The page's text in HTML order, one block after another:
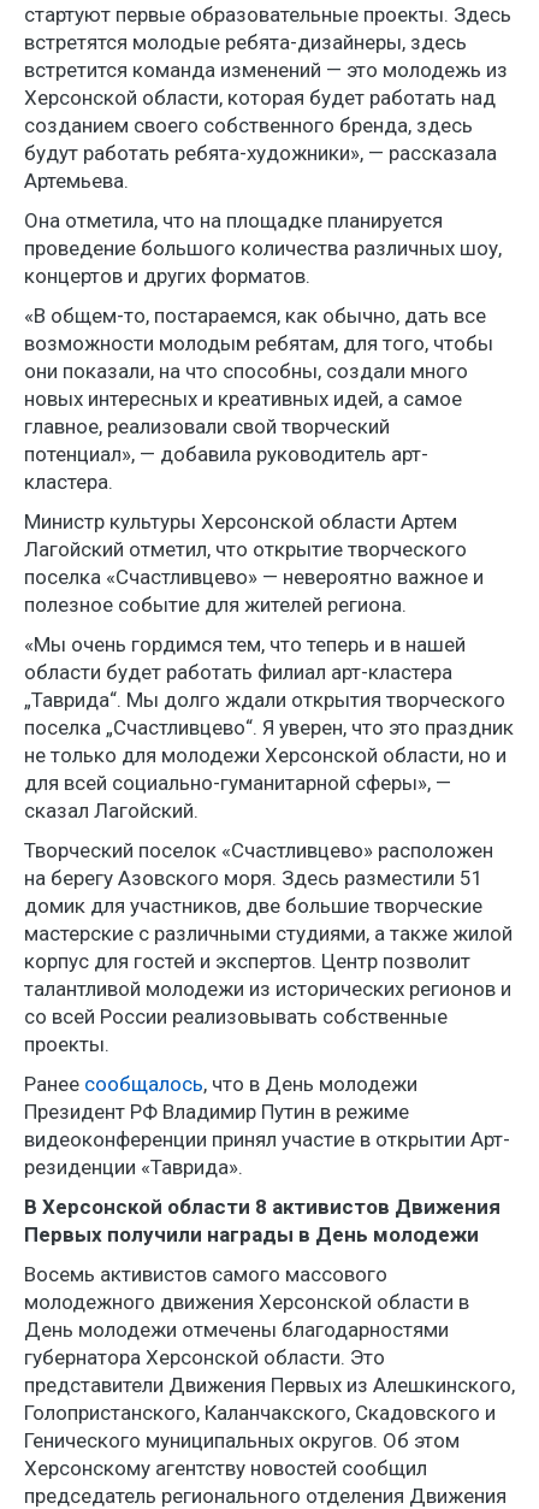
стартуют первые образовательные проекты. Здесь
встретятся молодые ребята-дизайнеры, здесь
встретится команда изменений — это молодежь из
Херсонской области, которая будет работать над
созданием своего собственного бренда, здесь
будут работать ребята-художники», — рассказала
Артемьева.
Она отметила, что на площадке планируется
проведение большого количества различных шоу,
концертов и других форматов.
«В общем-то, постараемся, как обычно, дать все
возможности молодым ребятам, для того, чтобы
они показали, на что способны, создали много
новых интересных и креативных идей, а самое
главное, реализовали свой творческий
потенциал», — добавила руководитель арт-
кластера.
Министр культуры Херсонской области Артем
Лагойский отметил, что открытие творческого
поселка «Счастливцево» — невероятно важное и
полезное событие для жителей региона.
«Мы очень гордимся тем, что теперь и в нашей
области будет работать филиал арт-кластера
„Таврида“. Мы долго ждали открытия творческого
поселка „Счастливцево“. Я уверен, что это праздник
не только для молодежи Херсонской области, но и
для всей социально-гуманитарной сферы», —
сказал Лагойский.
Творческий поселок «Счастливцево» расположен
на берегу Азовского моря. Здесь разместили 51
домик для участников, две большие творческие
мастерские с различными студиями, а также жилой
корпус для гостей и экспертов. Центр позволит
талантливой молодежи из исторических регионов и
со всей России реализовывать собственные
проекты.
Ранее сообщалось, что в День молодежи
Президент РФ Владимир Путин в режиме
видеоконференции принял участие в открытии Арт-
резиденции «Таврида».
В Херсонской области 8 активистов Движения
Первых получили награды в День молодежи
Восемь активистов самого массового
молодежного движения Херсонской области в
День молодежи отмечены благодарностями
губернатора Херсонской области. Это
представители Движения Первых из Алешкинского,
Голопристанского, Каланчакского, Скадовского и
Генического муниципальных округов. Об этом
Херсонскому агентству новостей сообщил
председатель регионального отделения Движения